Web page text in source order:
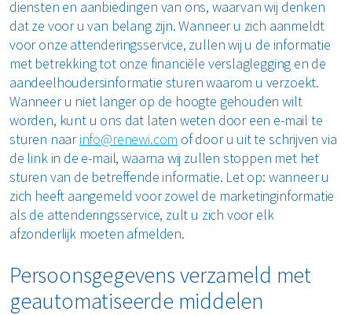
diensten en aanbiedingen van ons, waarvan wij denken
dat ze voor u van belang zijn. Wanneer u zich aanmeldt
voor onze attenderingsservice, zullen wij u de informatie
met betrekking tot onze financiële verslaglegging en de
aandeelhoudersinformatie sturen waarom u verzoekt.
Wanneer u niet langer op de hoogte gehouden wilt
worden, kunt u ons dat laten weten door een e-mail te
sturen naarinfo@renewi.com of door u uit te schrijven via
de link in de e-mail, waarna wij zullen stoppen met het
sturen van de betreffende informatie. Let op: wanneer u
zich heeft aangemeld voor zowel de marketinginformatie
als de attenderingsservice, zult u zich voor elk
afzonderlijk moeten afmelden.
Persoonsgegevens verzameld met
geautomatiseerde middelen